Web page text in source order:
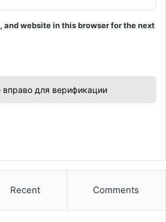
and website in this browser for the next
вправо для верификации
Recent Comments